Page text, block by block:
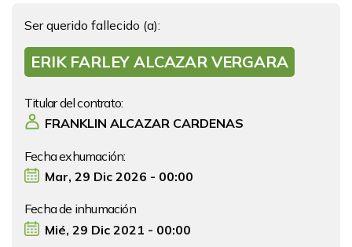
Ser querido fallecido (a):
ERIK FARLEY ALCAZAR VERGARA
Titular del contrato:
FRANKLIN ALCAZAR CARDENAS
Fecha exhumación:
Mar, 29 Dic 2026 - 00:00
Fecha de inhumación
Mié, 29 Dic 2021 - 00:00